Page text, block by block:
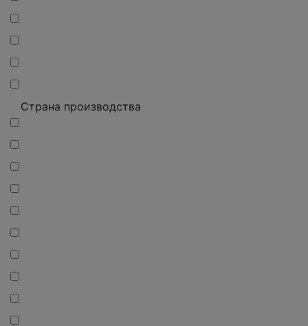
Страна производства